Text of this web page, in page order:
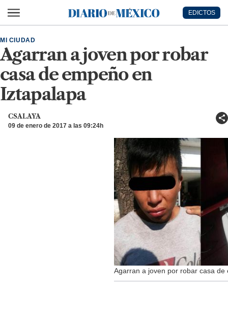
Diario de México
EDICTOS
Agarran a joven por robar
casa de empeño en
Iztapalapa
MI CIUDAD
CSALAYA
09 de enero de 2017 a las 09:24h
Agarran a joven por robar casa de